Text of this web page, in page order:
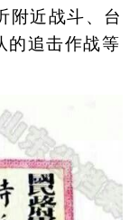
附近战斗、台
的追击作战等